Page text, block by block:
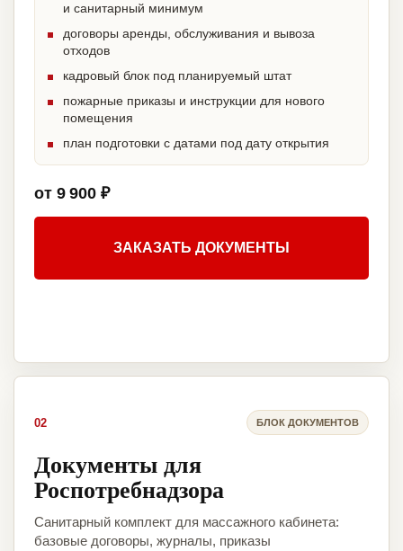
и санитарный минимум
договоры аренды, обслуживания и вывоза
отходов
кадровый блок под планируемый штат
пожарные приказы и инструкции для нового
помещения
план подготовки с датами под дату открытия
от 9 900 ₽
ЗАКАЗАТЬ ДОКУМЕНТЫ
02 БЛОК ДОКУМЕНТОВ
Документы для
Роспотребнадзора
Санитарный комплект для массажного кабинета:
базовые договоры, журналы, приказы